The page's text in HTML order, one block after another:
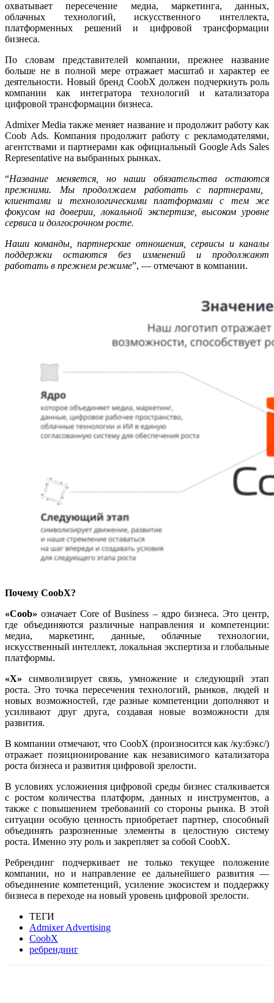
охватывает пересечение медиа, маркетинга, данных,
облачных технологий, искусственного интеллекта,
платформенных решений и цифровой трансформации
бизнеса.
По словам представителей компании, прежнее название
больше не в полной мере отражает масштаб и характер ее
деятельности. Новый бренд CoobX должен подчеркнуть роль
компании как интегратора технологий и катализатора
цифровой трансформации бизнеса.
Admixer Media также меняет название и продолжит работу как
Coob Ads. Компания продолжит работу с рекламодателями,
агентствами и партнерами как официальный Google Ads Sales
Representative на выбранных рынках.
“Название меняется, но наши обязательства остаются
прежними. Мы продолжаем работать с партнерами,
клиентами и технологическими платформами с тем же
фокусом на доверии, локальной экспертизе, высоком уровне
сервиса и долгосрочном росте.
Наши команды, партнерские отношения, сервисы и каналы
поддержки остаются без изменений и продолжают
работать в прежнем режиме”, — отмечают в компании.
Почему CoobX?
«Coob» означает Core of Business – ядро бизнеса. Это центр,
где объединяются различные направления и компетенции:
медиа, маркетинг, данные, облачные технологии,
искусственный интеллект, локальная экспертиза и глобальные
платформы.
«X» символизирует связь, умножение и следующий этап
роста. Это точка пересечения технологий, рынков, людей и
новых возможностей, где разные компетенции дополняют и
усиливают друг друга, создавая новые возможности для
развития.
В компании отмечают, что CoobX (произносится как /ку:бэкс/)
отражает позиционирование как независимого катализатора
роста бизнеса и развития цифровой зрелости.
В условиях усложнения цифровой среды бизнес сталкивается
с ростом количества платформ, данных и инструментов, а
также с повышением требований со стороны рынка. В этой
ситуации особую ценность приобретает партнер, способный
объединять разрозненные элементы в целостную систему
роста. Именно эту роль и закрепляет за собой CoobX.
Ребрендинг подчеркивает не только текущее положение
компании, но и направление ее дальнейшего развития —
объединение компетенций, усиление экосистем и поддержку
бизнеса в переходе на новый уровень цифровой зрелости.
ТЕГИ
Admixer Advertising
CoobX
ребрендинг